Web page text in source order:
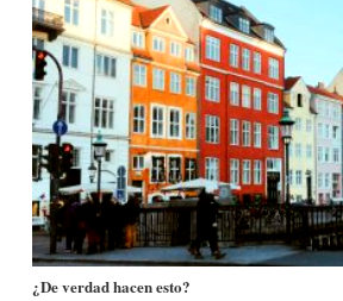
¿De verdad hacen esto?